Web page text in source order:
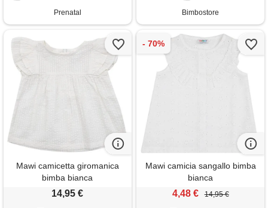
Prenatal
Bimbostore
Mawi camicetta giromanica
bimba bianca
14,95 €
Mawi camicia sangallo bimba
bianca
4,48 € 14,95 €